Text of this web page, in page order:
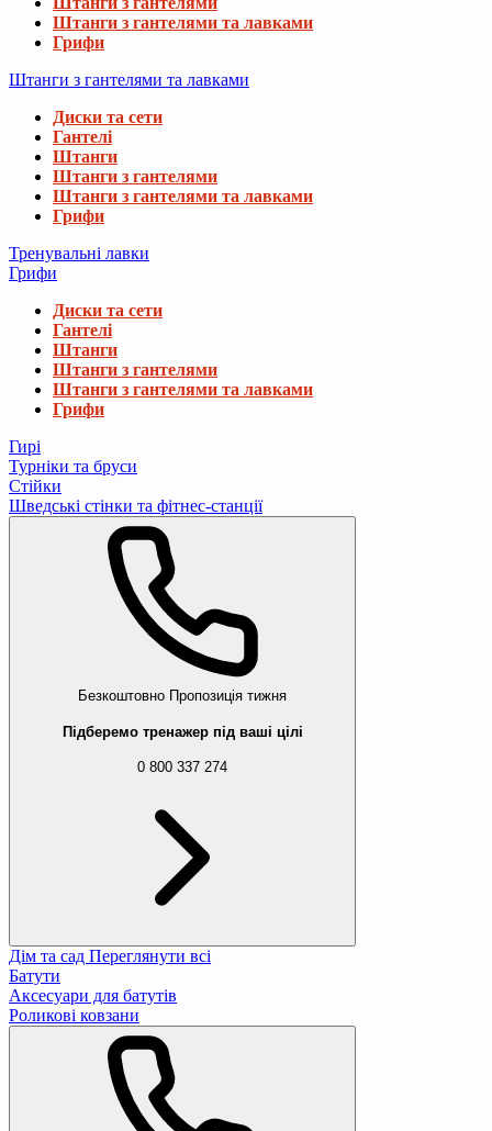
Штанги з гантелями та лавками
Грифи
Штанги з гантелями та лавками
Диски та сети
Гантелі
Штанги
Штанги з гантелями
Штанги з гантелями та лавками
Грифи
Тренувальні лавки
Грифи
Диски та сети
Гантелі
Штанги
Штанги з гантелями
Штанги з гантелями та лавками
Грифи
Гирі
Турніки та бруси
Стійки
Шведські стінки та фітнес-станції
Безкоштовно Пропозиція тижня
Підберемо тренажер під ваші цілі
0 800 337 274
Дім та сад Переглянути всі
Батути
Аксесуари для батутів
Роликові ковзани